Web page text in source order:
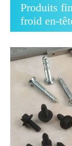
Produits
froid en-